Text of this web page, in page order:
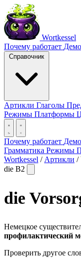
Wortkessel
Почему работает Демо
Справочник
Артикли Глаголы
Режимы Платформы
Почему работает Демо
Грамматика Режимы
Wortkessel / Артикли /
die B2
die
Немецкое
профилактический
Проверить другое